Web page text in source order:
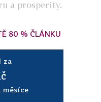
a prosperity.
80 % ČLÁNKU
za
měsíce